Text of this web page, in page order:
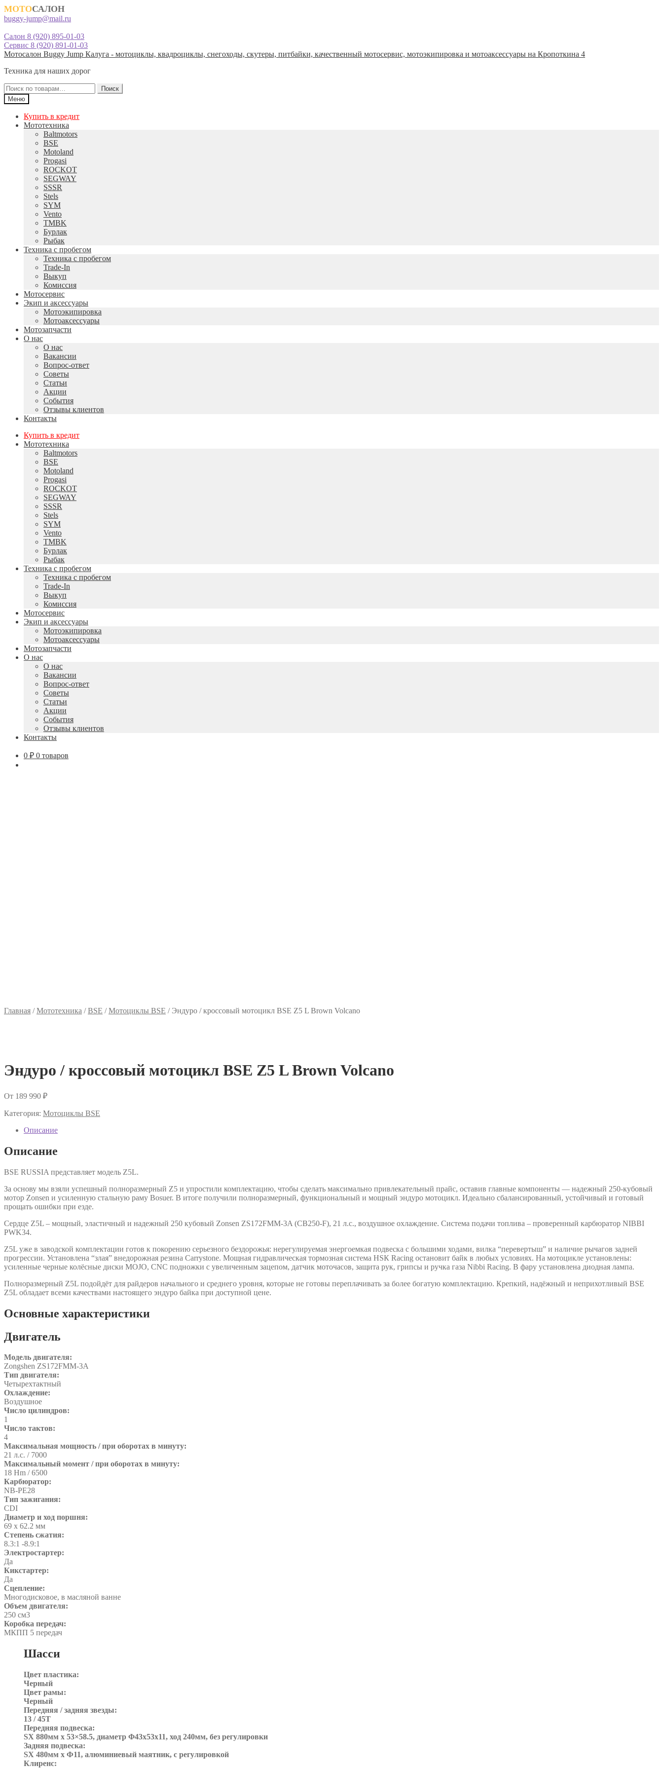
МОТОСАЛОН
buggy-jump@mail.ru
Салон 8 (920) 895-01-03
Сервис 8 (920) 891-01-03
Перейти
навигации
Перейти
содержимому
Мотосалон Buggy Jump Калуга - мотоциклы, квадроциклы, снегоходы, скутеры, питбайки, качественный мотосервис, мотоэкипировка и мотоаксессуары на Кропоткина 4
Техника для наших дорог
Искать:
Поиск
Меню
Купить в кредит
Мототехника
Baltmotors
BSE
Motoland
Progasi
ROCKOT
SEGWAY
SSSR
Stels
SYM
Vento
TMBK
Бурлак
Рыбак
Техника с пробегом
Техника с пробегом
Trade-In
Выкуп
Комиссия
Мотосервис
Экип и аксессуары
Мотоэкипировка
Мотоаксессуары
Мотозапчасти
О нас
О нас
Вакансии
Вопрос-ответ
Советы
Статьи
Акции
События
Отзывы клиентов
Контакты
Купить в кредит
Мототехника
Baltmotors
BSE
Motoland
Progasi
ROCKOT
SEGWAY
SSSR
Stels
SYM
Vento
TMBK
Бурлак
Рыбак
Техника с пробегом
Техника с пробегом
Trade-In
Выкуп
Комиссия
Мотосервис
Экип и аксессуары
Мотоэкипировка
Мотоаксессуары
Мотозапчасти
О нас
О нас
Вакансии
Вопрос-ответ
Советы
Статьи
Акции
События
Отзывы клиентов
Контакты
0 ₽ 0 товаров
Главная /Мототехника /BSE /Мотоциклы BSE / Эндуро / кроссовый мотоцикл BSE Z5 L Brown Volcano
Эндуро / кроссовый мотоцикл BSE Z5 L Brown Volcano
От 189 990 ₽
Категория: Мотоциклы BSE
Описание
Описание
BSE RUSSIA представляет модель Z5L.
За основу мы взяли успешный полноразмерный Z5 и упростили комплектацию, чтобы сделать максимально привлекательный прайс, оставив главные компоненты — надежный 250-кубовый
мотор Zonsen и усиленную стальную раму Bosuer. В итоге получили полноразмерный, функциональный и мощный эндуро мотоцикл. Идеально сбалансированный, устойчивый и готовый
прощать ошибки при езде.
Сердце Z5L – мощный, эластичный и надежный 250 кубовый Zonsen ZS172FMM-3A (CB250-F), 21 л.с., воздушное охлаждение. Система подачи топлива – проверенный карбюратор NIBBI
PWK34.
Z5L уже в заводской комплектации готов к покорению серьезного бездорожья: нерегулируемая энергоемкая подвеска с большими ходами, вилка “перевертыш” и наличие рычагов задней
прогрессии. Установлена “злая” внедорожная резина Carrystone. Мощная гидравлическая тормозная система HSК Racing остановит байк в любых условиях. На мотоцикле установлены:
усиленные черные колёсные диски MOJO, CNC подножки c увеличенным зацепом, датчик моточасов, защита рук, грипсы и ручка газа Nibbi Racing. В фару установлена диодная лампа.
Полноразмерный Z5L подойдёт для райдеров начального и среднего уровня, которые не готовы переплачивать за более богатую комплектацию. Крепкий, надёжный и неприхотливый BSE
Z5L обладает всеми качествами настоящего эндуро байка при доступной цене.
Основные характеристики
Двигатель
Модель двигателя:
Zongshen ZS172FMM-3A
Тип двигателя:
Четырехтактный
Охлаждение:
Воздушное
Число цилиндров:
1
Число тактов:
4
Максимальная мощность / при оборотах в минуту:
21 л.с. / 7000
Максимальный момент / при оборотах в минуту:
18 Hm / 6500
Карбюратор:
NB-PE28
Тип зажигания:
CDI
Диаметр и ход поршня:
69 х 62.2 мм
Степень сжатия:
8.3:1 -8.9:1
Электростартер:
Да
Кикстартер:
Да
Сцепление:
Многодисковое, в масляной ванне
Объем двигателя:
250 см3
Коробка передач:
МКПП 5 передач
Шасси
Цвет пластика:
Черный
Цвет рамы:
Черный
Передняя / задняя звезды:
13 / 45T
Передняя подвеска:
SX 880мм x 53×58.5, диаметр Φ43x53x11, ход 240мм, без регулировки
Задняя подвеска:
SX 480мм x Ф11, алюминиевый маятник, с регулировкой
Клиренс: